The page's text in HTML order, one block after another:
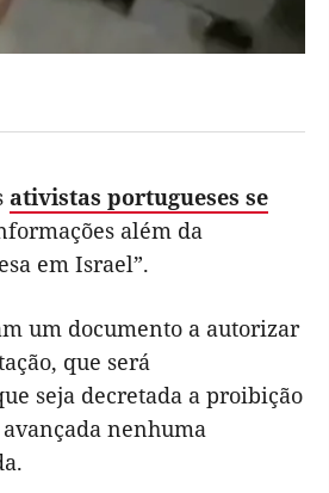
ativistas portugueses se
além da
em Israel”.
um documento a autorizar
que será
seja decretada a proibição
nenhuma